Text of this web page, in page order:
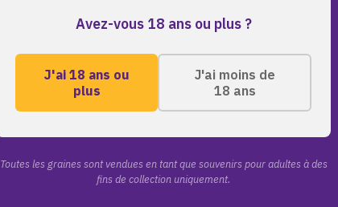
Avez-vous 18 ans ou plus ?
J'ai 18 ans ou
plus
J'ai moins de
18 ans
Toutes les graines sont vendues en tant que souvenirs pour adultes à des
fins de collection uniquement.
A PROPOS
ZmoothieZ propose des
pour les collectionneurs
exigeants. Genetiques
LIENS
Toutes les
A propos de